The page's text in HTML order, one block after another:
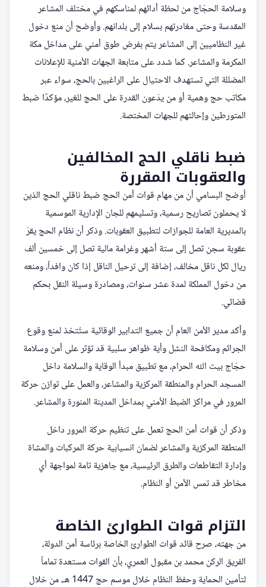
وسلامة الحجّاج من لحظة أدائهم لمناسكهم في مختلف المشاعر
المقدسة وحتى مغادرتهم بسلام إلى بلدانهم. وأوضح أن منع دخول
غير النظاميين إلى المشاعر يتم بفرض طوق أمني على مداخل مكة
المكرمة والمشاعر. كما شدد على متابعة الجهات الأمنية للإعلانات
المضللة التي تستهدف الاحتيال على الراغبين بالحج، سواء عبر
مكاتب حج وهمية أو من يدّعون القدرة على الحج للغير، مؤكدًا ضبط
المتورطين وإحالتهم للجهات المختصة.
ضبط ناقلي الحج المخالفين
والعقوبات المقررة
أوضح البسامي أن من مهام قوات أمن الحج ضبط ناقلي الحج الذين
لا يحملون تصاريح رسمية، وتسليمهم للجان الإدارية الموسمية
بالمديرية العامة للجوازات لتطبيق العقوبات. وذكر أن نظام الحج يقرّ
عقوبة سجن تصل إلى ستة أشهر وغرامة مالية تصل إلى خمسين ألف
ريال لكل ناقل مخالف، إضافة إلى ترحيل الناقل إذا كان وافداً، ومنعه
من دخول المملكة لمدة عشر سنوات، ومصادرة وسيلة النقل بحكم
قضائي.
وأكد مدير الأمن العام أن جميع التدابير الوقائية ستُتخذ لمنع وقوع
الجرائم ومكافحة النشل وأية ظواهر سلبية قد تؤثر على أمن وسلامة
حجّاج بيت الله الحرام، مع تطبيق مبدأ الوقاية والسلامة داخل
المسجد الحرام والمنطقة المركزية والمشاعر، والعمل على توازن حركة
المرور في مراكز الضبط الأمني بمداخل المدينة المنورة والمشاعر.
وذكر أن قوات أمن الحج تعمل على تنظيم حركة المرور داخل
المنطقة المركزية والمشاعر لضمان انسيابية حركة المركبات والمشاة
وإدارة التقاطعات والطرق الرئيسية، مع جاهزية تامة لمواجهة أي
مخاطر قد تمس الأمن أو النظام.
التزام قوات الطوارئ الخاصة
من جهته، صرح قائد قوات الطوارئ الخاصة برئاسة أمن الدولة،
الفريق الركن محمد بن مقبول العمري، بأن القوات مستعدة تماماً
لتأمين الحماية وحفظ النظام خلال موسم حج 1447 هـ، من خلال